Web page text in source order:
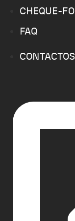
CHEQUE-
FAQ
CONTACTOS